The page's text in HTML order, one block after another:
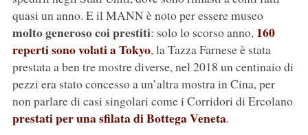
quasi un anno. E il MANN è noto per essere museo
molto generoso coi prestiti: solo lo scorso anno, 160
reperti sono volati a Tokyo, la Tazza Farnese è stata
prestata a ben tre mostre diverse, nel 2018 un centinaio di
pezzi era stato concesso a un’altra mostra in Cina, per
non parlare di casi singolari come i Corridori di Ercolano
prestati per una sfilata di Bottega Veneta.